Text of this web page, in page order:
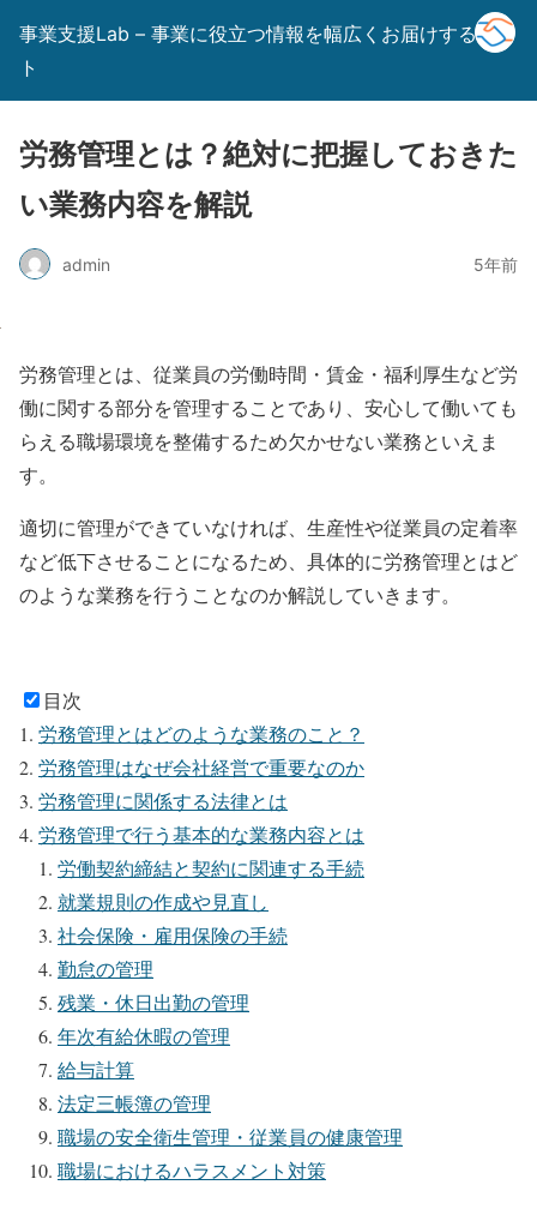
事業支援Lab – 事業に役立つ情報を幅広くお届けするサイ
ト
労務管理とは？絶対に把握しておきた
い業務内容を解説
admin 5年前
労務管理とは、従業員の労働時間・賃金・福利厚生など労
働に関する部分を管理することであり、安心して働いても
らえる職場環境を整備するため欠かせない業務といえま
す。
適切に管理ができていなければ、生産性や従業員の定着率
など低下させることになるため、具体的に労務管理とはど
のような業務を行うことなのか解説していきます。
目次
労務管理とはどのような業務のこと？
労務管理はなぜ会社経営で重要なのか
労務管理に関係する法律とは
労務管理で行う基本的な業務内容とは
労働契約締結と契約に関連する手続
就業規則の作成や見直し
社会保険・雇用保険の手続
勤怠の管理
残業・休日出勤の管理
年次有給休暇の管理
給与計算
法定三帳簿の管理
職場の安全衛生管理・従業員の健康管理
職場におけるハラスメント対策